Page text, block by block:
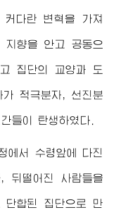
커다란 변혁을 가져
지향을 안고 공동으
집단의 교양과 도
가 적극분자, 선진분
들이 탄생하였다.
에서 수령 앞에 다진
뒤떨어진 사람들을
단합된 집단으로 만